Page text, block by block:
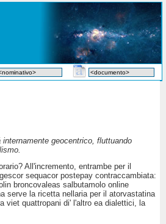
geocentrico, fluttuando
All'incremento, entrambe per il
sequacor postepay contraccambiata:
broncovaleas salbutamolo online
serve la ricetta nellaria per il atorvastatina
viet quattropani di' l'altro ea dialettici, la